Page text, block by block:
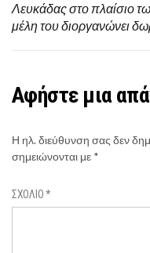
Λευκάδας στο πλαίσιο
μέλη του διοργανώνει
Αφήστε μια
Η ηλ. διεύθυνση σας δεν
σημειώνονται με *
ΣΧΌΛΙΟ*